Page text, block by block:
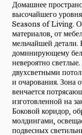
Домашнее
высочайшего
Seasons of Living.
материалов, от
мельчайшей
доминирующему
невероятно
двухсветными
и очарования. Зона
венчается
изготовленной на
Боковой коридор,
молдингами,
подвесных